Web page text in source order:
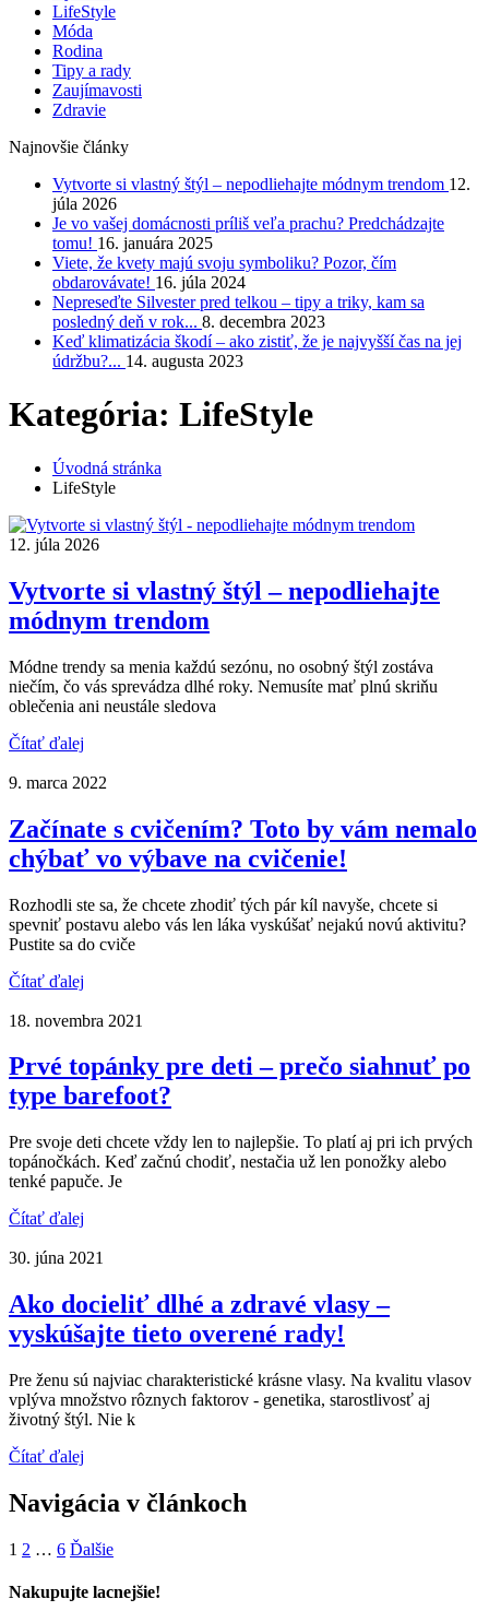
LifeStyle
Móda
Rodina
Tipy a rady
Zaujímavosti
Zdravie
Najnovšie články
Vytvorte si vlastný štýl – nepodliehajte módnym trendom 12.
júla 2026
Je vo vašej domácnosti príliš veľa prachu? Predchádzajte
tomu! 16. januára 2025
Viete, že kvety majú svoju symboliku? Pozor, čím
obdarovávate! 16. júla 2024
Nepreseďte Silvester pred telkou – tipy a triky, kam sa
posledný deň v rok... 8. decembra 2023
Keď klimatizácia škodí – ako zistiť, že je najvyšší čas na jej
údržbu?... 14. augusta 2023
Kategória: LifeStyle
Úvodná stránka
LifeStyle
12. júla 2026
Vytvorte si vlastný štýl – nepodliehajte
módnym trendom
Módne trendy sa menia každú sezónu, no osobný štýl zostáva
niečím, čo vás sprevádza dlhé roky. Nemusíte mať plnú skriňu
oblečenia ani neustále sledova
Čítať ďalej
9. marca 2022
Začínate s cvičením? Toto by vám nemalo
chýbať vo výbave na cvičenie!
Rozhodli ste sa, že chcete zhodiť tých pár kíl navyše, chcete si
spevniť postavu alebo vás len láka vyskúšať nejakú novú aktivitu?
Pustite sa do cviče
Čítať ďalej
18. novembra 2021
Prvé topánky pre deti – prečo siahnuť po
type barefoot?
Pre svoje deti chcete vždy len to najlepšie. To platí aj pri ich prvých
topánočkách. Keď začnú chodiť, nestačia už len ponožky alebo
tenké papuče. Je
Čítať ďalej
30. júna 2021
Ako docieliť dlhé a zdravé vlasy –
vyskúšajte tieto overené rady!
Pre ženu sú najviac charakteristické krásne vlasy. Na kvalitu vlasov
vplýva množstvo rôznych faktorov - genetika, starostlivosť aj
životný štýl. Nie k
Čítať ďalej
Navigácia v článkoch
1 2 … 6 Ďalšie
Nakupujte lacnejšie!